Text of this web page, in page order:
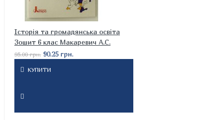
Історія та громадянська освіта
Зошит 6 клас Макаревич А.С.
95.00 грн. 90.25 грн.
КУПИТИ